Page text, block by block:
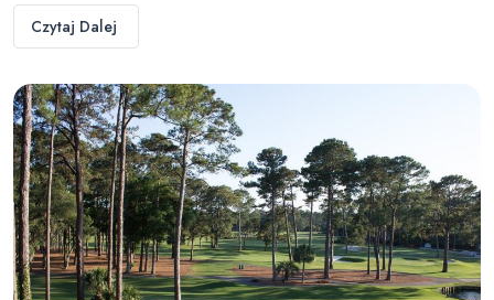
Czytaj Dalej